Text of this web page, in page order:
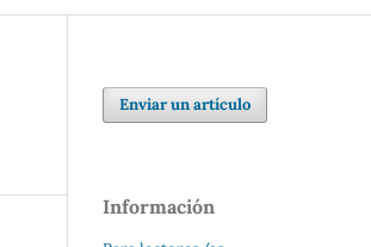
Enviar un artículo
Información